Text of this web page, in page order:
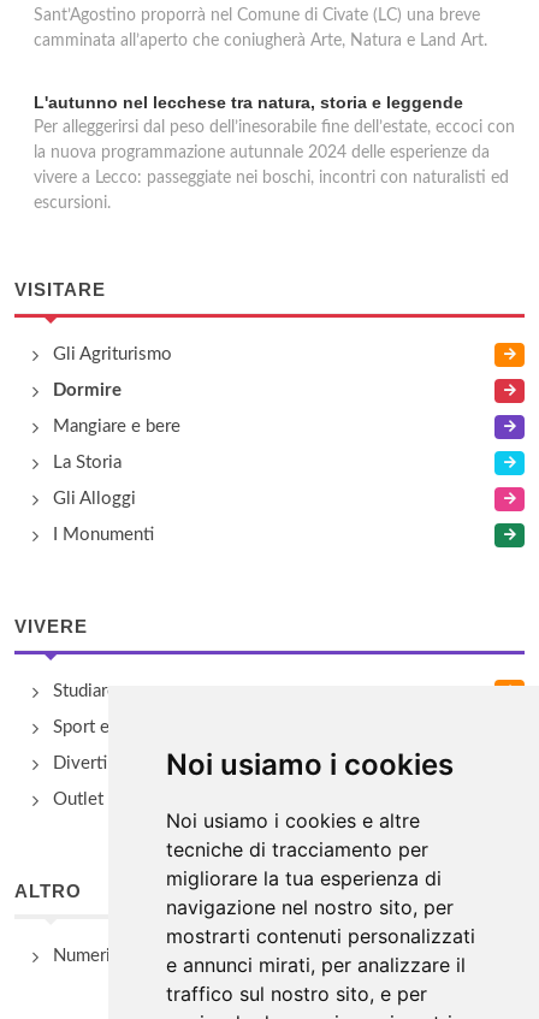
Noi usiamo i cookies
Noi usiamo i cookies e altre
tecniche di tracciamento per
migliorare la tua esperienza di
navigazione nel nostro sito, per
mostrarti contenuti personalizzati
e annunci mirati, per analizzare il
traffico sul nostro sito, e per
Sant’Agostino proporrà nel Comune di Civate (LC) una breve
camminata all’aperto che coniugherà Arte, Natura e Land Art.
L'autunno nel lecchese tra natura, storia e leggende
Per alleggerirsi dal peso dell’inesorabile fine dell’estate, eccoci con
la nuova programmazione autunnale 2024 delle esperienze da
vivere a Lecco: passeggiate nei boschi, incontri con naturalisti ed
escursioni.
VISITARE
Gli Agriturismo
Dormire
Mangiare e bere
La Storia
Gli Alloggi
I Monumenti
VIVERE
Studiare
Sport e Benessere
Divertimento e Natura
Outlet e spacci aziendali
ALTRO
Numeri Utili